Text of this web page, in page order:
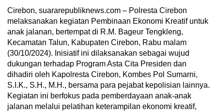
Cirebon, suararepubliknews.com – Polresta Cirebon
melaksanakan kegiatan Pembinaan Ekonomi Kreatif untuk
anak jalanan, bertempat di R.M. Bageur Tengkleng,
Kecamatan Talun, Kabupaten Cirebon, Rabu malam
(30/10/2024). Inisiatif ini dilaksanakan sebagai wujud
dukungan terhadap Program Asta Cita Presiden dan
dihadiri oleh Kapolresta Cirebon, Kombes Pol Sumarni,
S.I.K., S.H., M.H., bersama para pejabat kepolisian lainnya.
Kegiatan ini berfokus pada pemberdayaan anak-anak
jalanan melalui pelatihan keterampilan ekonomi kreatif,